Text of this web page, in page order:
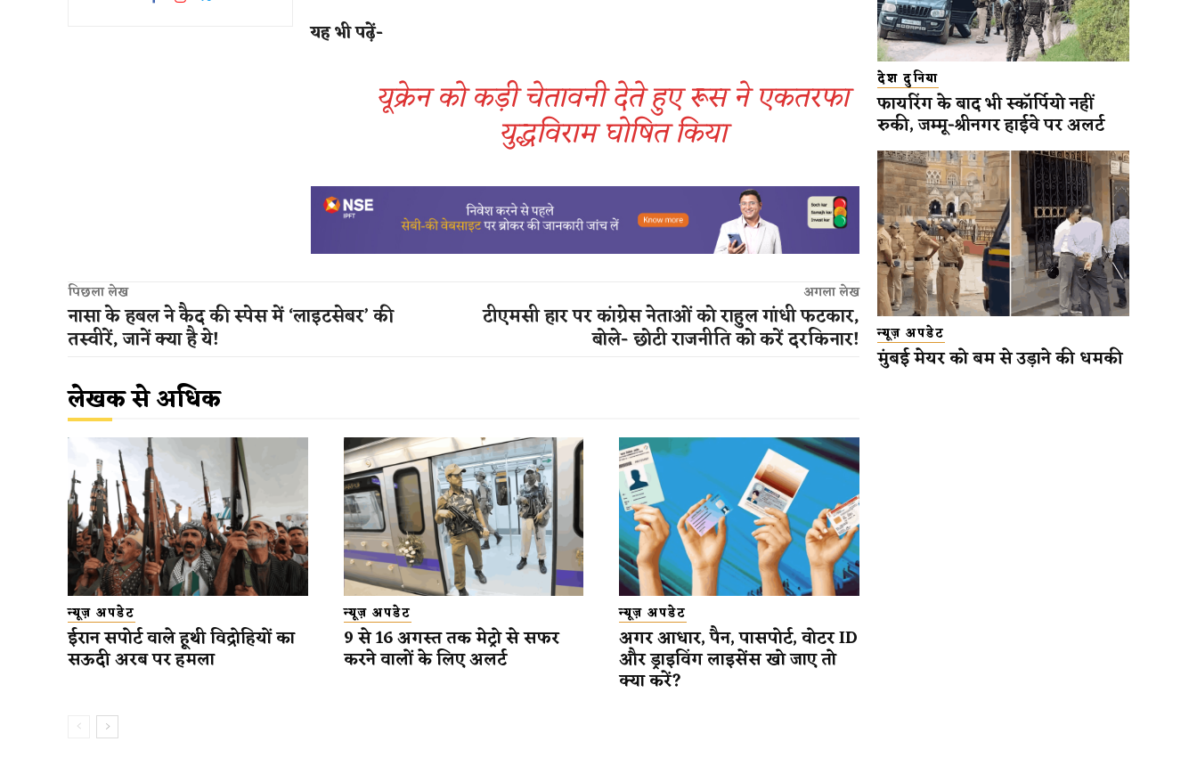
यह भी पढ़ें-
यूक्रेन को कड़ी चेतावनी देते हुए रूस ने एकतरफा
युद्धविराम घोषित किया
पिछला लेख
नासा के हबल ने कैद की स्पेस में ‘लाइटसेबर’ की
तस्वीरें, जानें क्या है ये!
अगला लेख
टीएमसी हार पर कांग्रेस नेताओं को राहुल गांधी फटकार,
बोले- छोटी राजनीति को करें दरकिनार!
लेखक से अधिक
न्यूज़ अपडेट
ईरान सपोर्ट वाले हूथी विद्रोहियों का
सऊदी अरब पर हमला
न्यूज़ अपडेट
9 से 16 अगस्त तक मेट्रो से सफर
करने वालों के लिए अलर्ट
न्यूज़ अपडेट
अगर आधार, पैन, पासपोर्ट, वोटर ID
और ड्राइविंग लाइसेंस खो जाए तो
क्या करें?
देश दुनिया
फायरिंग के बाद भी स्कॉर्पियो नहीं
रुकी, जम्मू-श्रीनगर हाईवे पर अलर्ट
न्यूज़ अपडेट
मुंबई मेयर को बम से उड़ाने की धमकी